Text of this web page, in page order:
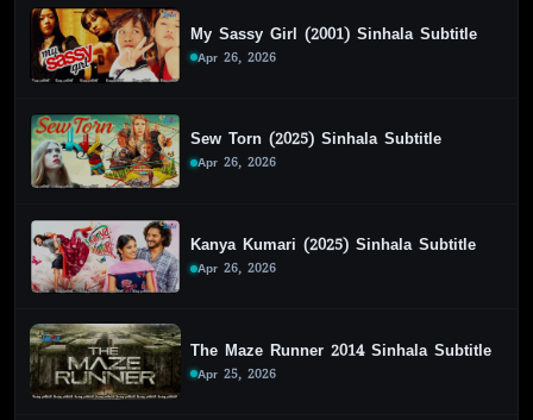
My Sassy Girl (2001) Sinhala Subtitle
Apr 26, 2026
Sew Torn (2025) Sinhala Subtitle
Apr 26, 2026
Kanya Kumari (2025) Sinhala Subtitle
Apr 26, 2026
The Maze Runner 2014 Sinhala Subtitle
Apr 25, 2026